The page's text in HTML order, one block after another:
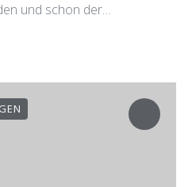
und schon der…